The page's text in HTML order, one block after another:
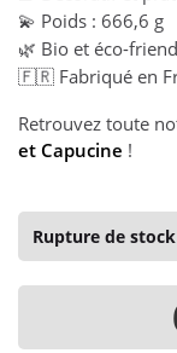
💫 Poids : 666,6 g
🌿 Bio et éco-
🇫🇷 Fabriqué en
Retrouvez toute
et Capucine !
Rupture de